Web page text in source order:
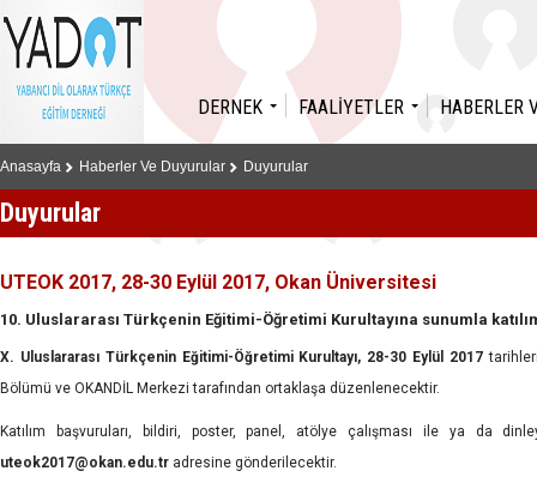
DERNEK FAALİYETLER HABERLER
Duyurular
Haberler Ve Duyurular
Anasayfa
Duyurular
UTEOK 2017, 28-30 Eylül 2017, Okan Üniversitesi
10. Uluslararası Türkçenin Eğitimi-Öğretimi Kurultayına sunumla
X. Uluslararası Türkçenin Eğitimi-Öğretimi Kurultayı, 28-30 Eylül 2017tarihleri
Bölümü ve OKANDİL Merkezi tarafından ortaklaşa düzenlenecektir.
Katılım başvuruları, bildiri, poster, panel, atölye çalışması ile ya da
uteok2017@okan.edu.tr adresine gönderilecektir.